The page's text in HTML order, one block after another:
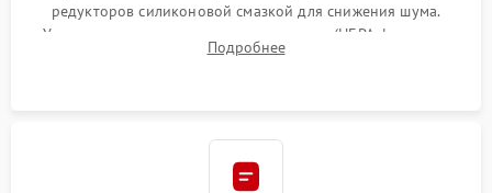
редукторов силиконовой смазкой для снижения шума.
Установка новых расходных материалов (HEPA-фильтров,
микрофибры, щеток). Надежная фиксация разъемов и
Подробнее